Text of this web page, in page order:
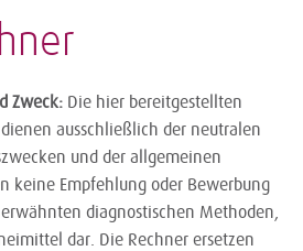
Zweck: Die hier bereitgestellten
ausschließlich der neutralen
und der allgemeinen
keine Empfehlung oder Bewerbung
diagnostischen Methoden,
dar. Die Rechner ersetzen